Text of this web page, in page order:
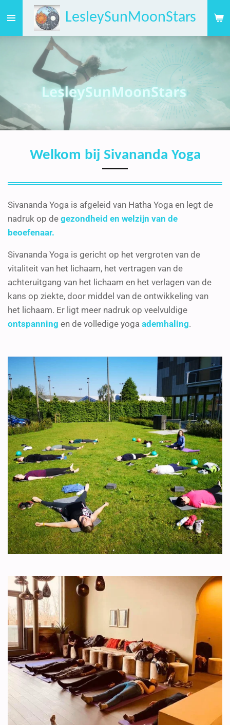
naar
hoofdinhoud
LesleySunMoonStars
Welkom bij Sivananda Yoga
Sivananda Yoga is afgeleid van Hatha Yoga en legt de
nadruk op de gezondheid en welzijn van de
beoefenaar.
Sivananda Yoga is gericht op het vergroten van de
vitaliteit van het lichaam, het vertragen van de
achteruitgang van het lichaam en het verlagen van de
kans op ziekte, door middel van de ontwikkeling van
het lichaam. Er ligt meer nadruk op veelvuldige
ontspanning en de volledige yoga ademhaling.